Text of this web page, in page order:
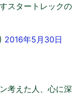
スタートレック
2016年5月30日
考えた人、心に